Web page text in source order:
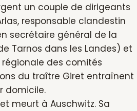
un couple de dirigeants
responsable clandestin
secrétaire général de la
Tarnos dans les Landes) et
régionale des comités
du traître Giret entraînent
domicile.
meurt à Auschwitz. Sa